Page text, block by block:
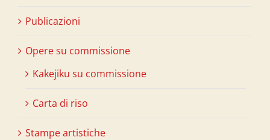
Publicazioni
Opere su commissione
Kakejiku su commissione
Carta di riso
Stampe artistiche